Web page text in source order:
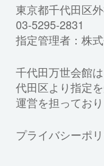
東京都千代田区
03-5295-2831
指定管理者：株
千代田万世会館
代田区より指定
運営を担っており
プライバシーポ